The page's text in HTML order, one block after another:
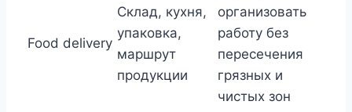
Food delivery
Склад, кухня,
упаковка,
маршрут
продукции
организовать
работу без
пересечения
грязных и
чистых зон